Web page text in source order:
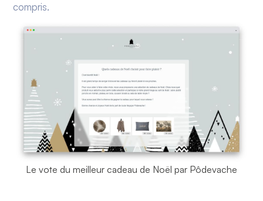
compris.
Le vote du meilleur cadeau de Noël par Pôdevache